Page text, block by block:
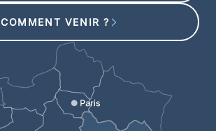
COMMENT VENIR ?